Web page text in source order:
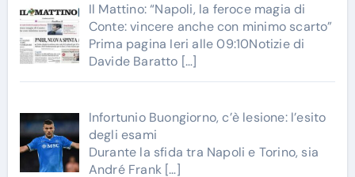
Il Mattino: “Napoli, la feroce magia di
Conte: vincere anche con minimo scarto”
Prima pagina Ieri alle 09:10Notizie di
Davide Baratto […]
Infortunio Buongiorno, c’è lesione: l’esito
degli esami
Durante la sfida tra Napoli e Torino, sia
André Frank […]